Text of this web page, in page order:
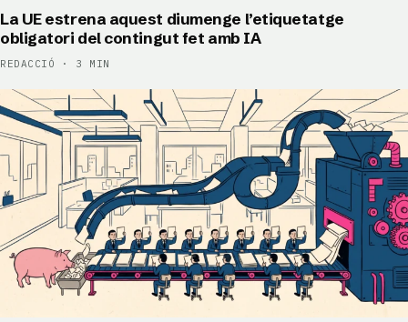
La UE estrena aquest diumenge l’etiquetatge
obligatori del contingut fet amb IA
REDACCIÓ · 3 MIN